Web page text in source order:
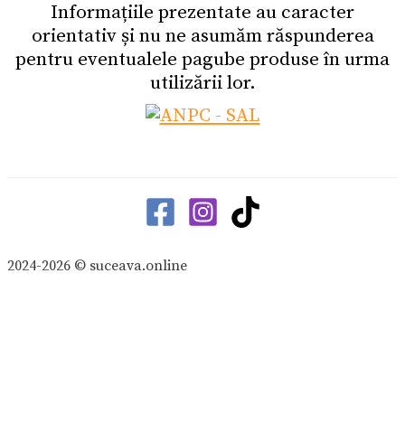
Informațiile prezentate au caracter
orientativ și nu ne asumăm răspunderea
pentru eventualele pagube produse în urma
utilizării lor.
2024-2026 © suceava.online